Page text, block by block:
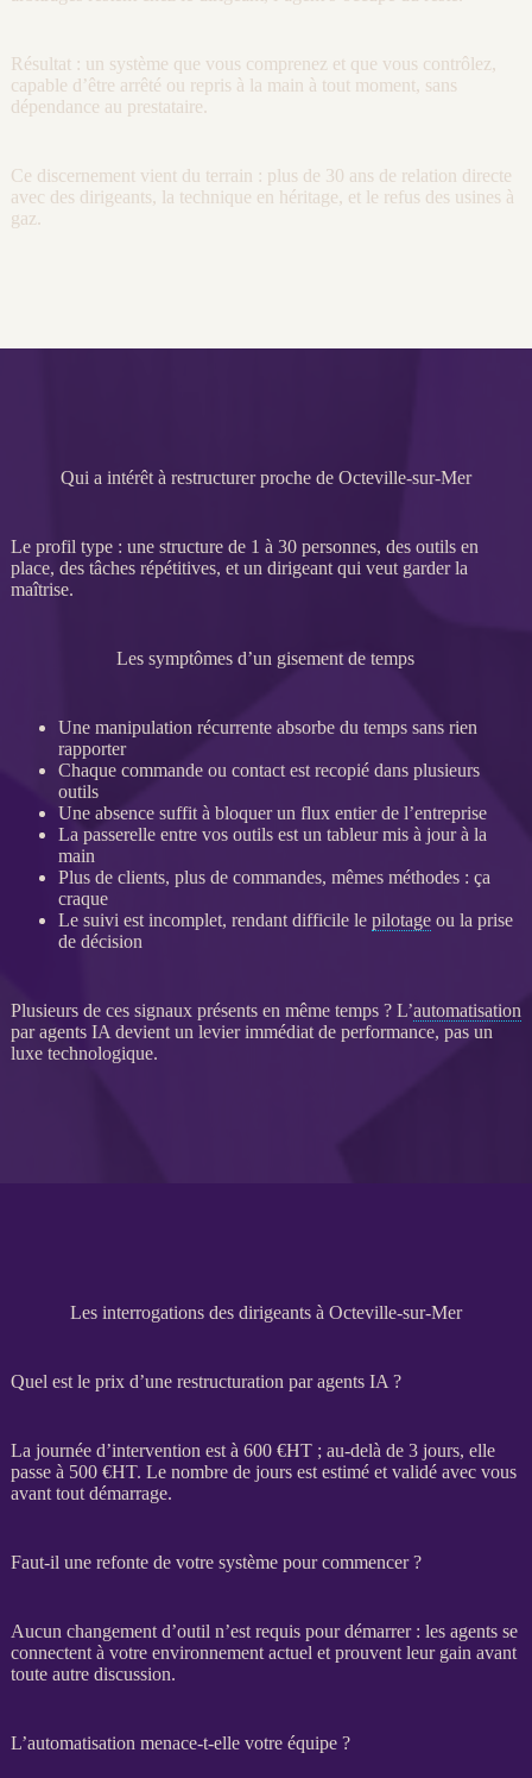
Résultat : un système que vous comprenez et que vous contrôlez,
capable d’être arrêté ou repris à la main à tout moment, sans
dépendance au prestataire.
Ce discernement vient du terrain : plus de 30 ans de relation directe
avec des dirigeants, la technique en héritage, et le refus des usines à
gaz.
Qui a intérêt à restructurer proche de Octeville-sur-Mer
Le profil type : une structure de 1 à 30 personnes, des outils en
place, des tâches répétitives, et un dirigeant qui veut garder la
maîtrise.
Les symptômes d’un gisement de temps
Une manipulation récurrente absorbe du temps sans rien
rapporter
Chaque commande ou contact est recopié dans plusieurs
outils
Une absence suffit à bloquer un fluxentier de l’entreprise
La passerelle entre vos outils est un tableur mis à jour à la
main
Plus de clients, plus de commandes, mêmes méthodes : ça
craque
Le suivi est incomplet, rendant difficile le pilotageou la prise
de décision
Plusieurs de ces signaux présents en même temps ? L’automatisation
paragents IA devient un levier immédiat de performance, pas un
luxe technologique.
Les interrogations des dirigeants à Octeville-sur-Mer
Quel est le prix d’une restructuration par agents IA ?
La journée d’intervention est à 600 €HT; au-delà de 3 jours, elle
passe à 500 €HT. Le nombre de jours est estimé et validé avec vous
avant tout démarrage.
Faut-il une refonte de votre système pour commencer ?
Aucun changement d’outil n’est requis pour démarrer : les agentsse
connectent à votre environnement actuel et prouvent leur gain avant
toute autre discussion.
L’automatisation menace-t-elle votre équipe ?